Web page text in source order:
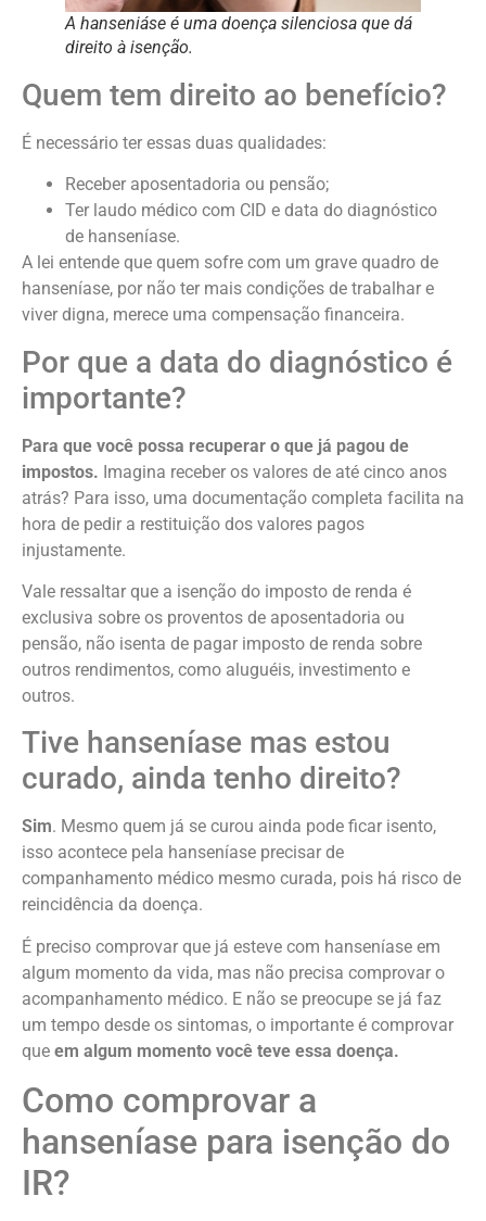
A hanseniáse é uma doença silenciosa que dá
direito à isenção.
Quem tem direito ao benefício?
É necessário ter essas duas qualidades:
Receber aposentadoria ou pensão;
Ter laudo médico com CID e data do diagnóstico
de hanseníase.
A lei entende que quem sofre com um grave quadro de
hanseníase, por não ter mais condições de trabalhar e
viver digna, merece uma compensação financeira.
Por que a data do diagnóstico é
importante?
Para que você possa recuperar o que já pagou de
impostos. Imagina receber os valores de até cinco anos
atrás? Para isso, uma documentação completa facilita na
hora de pedir a restituição dos valores pagos
injustamente.
Vale ressaltar que a isenção do imposto de renda é
exclusiva sobre os proventos de aposentadoria ou
pensão, não isenta de pagar imposto de renda sobre
outros rendimentos, como aluguéis, investimento e
outros.
Tive hanseníase mas estou
curado, ainda tenho direito?
Sim. Mesmo quem já se curou ainda pode ficar isento,
isso acontece pela hanseníase precisar de
companhamento médico mesmo curada, pois há risco de
reincidência da doença.
É preciso comprovar que já esteve com hanseníase em
algum momento da vida, mas não precisa comprovar o
acompanhamento médico. E não se preocupe se já faz
um tempo desde os sintomas, o importante é comprovar
que em algum momento você teve essa doença.
Como comprovar a
hanseníase para isenção do
IR?